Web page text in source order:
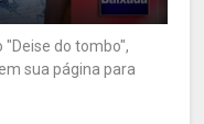
"Deise do tombo",
sua página para